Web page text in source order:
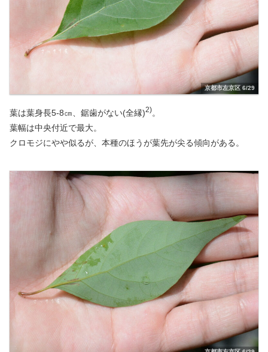
京都市左京区 6/29
葉は葉身長5-8㎝、鋸歯がない(全縁)2)。
葉幅は中央付近で最大。
クロモジにやや似るが、本種のほうが葉先が尖る傾向がある。